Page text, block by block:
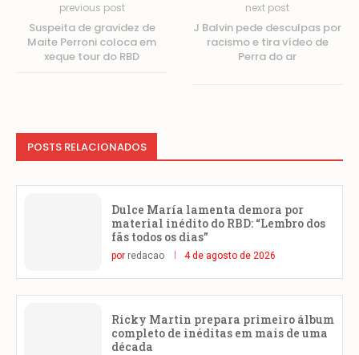
previous post
Suspeita de gravidez de
Maite Perroni coloca em
xeque tour do RBD
next post
J Balvin pede desculpas por
racismo e tira vídeo de
Perra do ar
POSTS RELACIONADOS
Dulce María lamenta demora por
material inédito do RBD: “Lembro dos
fãs todos os dias”
por redacao 4 de agosto de 2026
Ricky Martin prepara primeiro álbum
completo de inéditas em mais de uma
década